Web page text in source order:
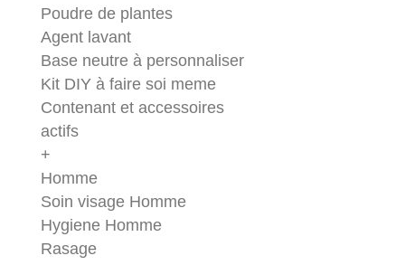
Poudre de plantes
Agent lavant
Base neutre à personnaliser
Kit DIY à faire soi meme
Contenant et accessoires
actifs
+
Homme
Soin visage Homme
Hygiene Homme
Rasage